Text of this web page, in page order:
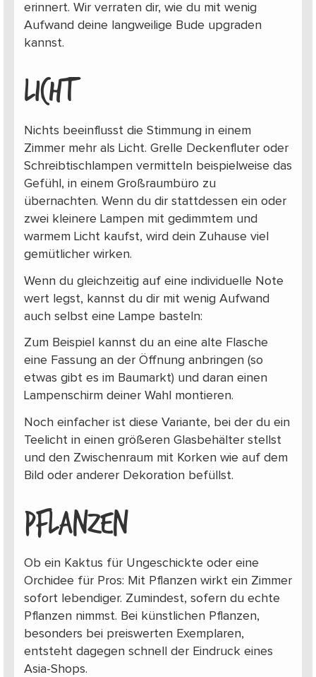
erinnert. Wir verraten dir, wie du mit wenig
Aufwand deine langweilige Bude upgraden
kannst.
LICHT
Nichts beeinflusst die Stimmung in einem
Zimmer mehr als Licht. Grelle Deckenfluter oder
Schreibtischlampen vermitteln beispielweise das
Gefühl, in einem Großraumbüro zu
übernachten. Wenn du dir stattdessen ein oder
zwei kleinere Lampen mit gedimmtem und
warmem Licht kaufst, wird dein Zuhause viel
gemütlicher wirken.
Wenn du gleichzeitig auf eine individuelle Note
wert legst, kannst du dir mit wenig Aufwand
auch selbst eine Lampe basteln:
Zum Beispiel kannst du an eine alte Flasche
eine Fassung an der Öffnung anbringen (so
etwas gibt es im Baumarkt) und daran einen
Lampenschirm deiner Wahl montieren.
Noch einfacher ist diese Variante, bei der du ein
Teelicht in einen größeren Glasbehälter stellst
und den Zwischenraum mit Korken wie auf dem
Bild oder anderer Dekoration befüllst.
PFLANZEN
Ob ein Kaktus für Ungeschickte oder eine
Orchidee für Pros: Mit Pflanzen wirkt ein Zimmer
sofort lebendiger. Zumindest, sofern du echte
Pflanzen nimmst. Bei künstlichen Pflanzen,
besonders bei preiswerten Exemplaren,
entsteht dagegen schnell der Eindruck eines
Asia-Shops.